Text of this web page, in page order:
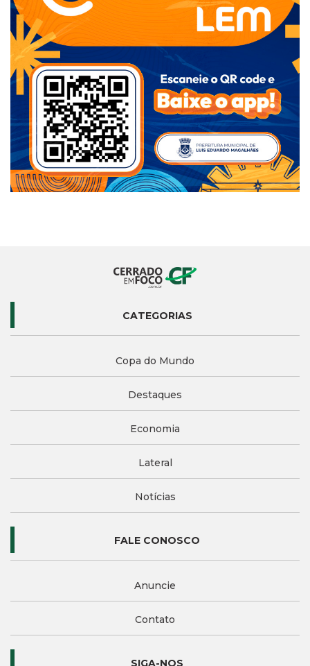
CATEGORIAS
Copa do Mundo
Destaques
Economia
Lateral
Notícias
FALE CONOSCO
Anuncie
Contato
SIGA-NOS